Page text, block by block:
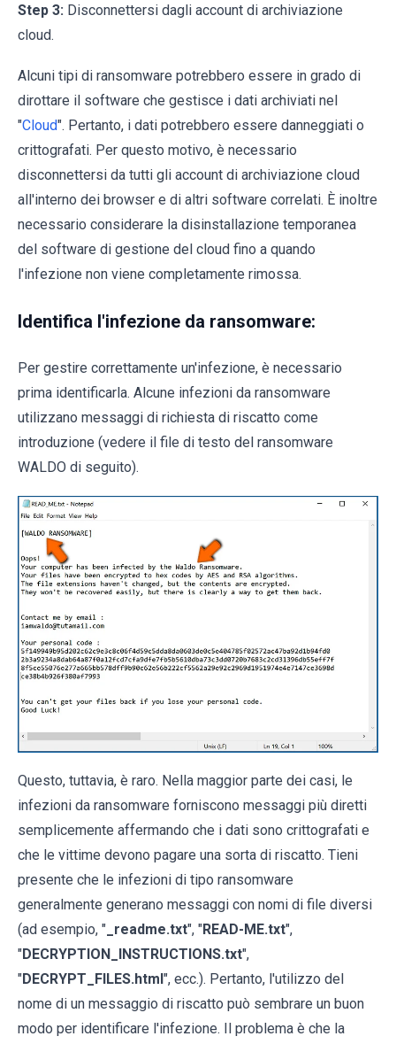
Step 3: Disconnettersi dagli account di archiviazione
cloud.
Alcuni tipi di ransomware potrebbero essere in grado di
dirottare il software che gestisce i dati archiviati nel
"Cloud". Pertanto, i dati potrebbero essere danneggiati o
crittografati. Per questo motivo, è necessario
disconnettersi da tutti gli account di archiviazione cloud
all'interno dei browser e di altri software correlati. È inoltre
necessario considerare la disinstallazione temporanea
del software di gestione del cloud fino a quando
l'infezione non viene completamente rimossa.
Identifica l'infezione da ransomware:
Per gestire correttamente un'infezione, è necessario
prima identificarla. Alcune infezioni da ransomware
utilizzano messaggi di richiesta di riscatto come
introduzione (vedere il file di testo del ransomware
WALDO di seguito).
Questo, tuttavia, è raro. Nella maggior parte dei casi, le
infezioni da ransomware forniscono messaggi più diretti
semplicemente affermando che i dati sono crittografati e
che le vittime devono pagare una sorta di riscatto. Tieni
presente che le infezioni di tipo ransomware
generalmente generano messaggi con nomi di file diversi
(ad esempio, " _readme.txt", "READ-ME.txt",
"DECRYPTION_INSTRUCTIONS.txt",
"DECRYPT_FILES.html ", ecc.). Pertanto, l'utilizzo del
nome di un messaggio di riscatto può sembrare un buon
modo per identificare l'infezione. Il problema è che la